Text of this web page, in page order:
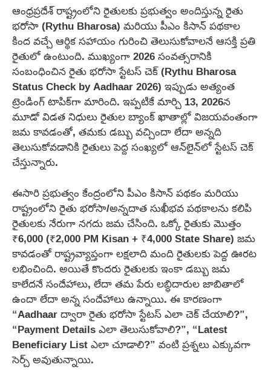
ఆంధ్రప్రదేశ్ రాష్ట్రంలోని రైతులకు ప్రభుత్వం అందిస్తున్న రైతు
భరోసా (Rythu Bharosa) మరియు పీఎం కిసాన్ పథకాల
కింద వచ్చే ఆర్థిక సహాయం గురించి తెలుసుకోవాలనే ఆసక్తి ప్రతి
రైతులో ఉంటుంది. ముఖ్యంగా 2026 సంవత్సరానికి
సంబంధించిన రైతు భరోసా స్టేటస్ చెక్ (Rythu Bharosa
Status Check by Aadhaar 2026) ఇప్పుడు అత్యంత
ట్రెండింగ్ టాపిక్‌గా మారింది. ఇప్పటికే మార్చి 13, 2026న
మూడో విడత నిధులు రైతుల బ్యాంక్ ఖాతాల్లో విజయవంతంగా
జమ కావడంతో, తమకు డబ్బు వచ్చిందా లేదా అన్నది
తెలుసుకోవడానికి రైతులు పెద్ద సంఖ్యలో ఆన్‌లైన్‌లో స్టేటస్ చెక్
చేస్తున్నారు.
ఈసారి ప్రభుత్వం కేంద్రంలోని పీఎం కిసాన్ పథకం మరియు
రాష్ట్రంలోని రైతు భరోసా/అన్నదాత సుఖీభవ పథకాలను కలిపి
రైతులకు నేరుగా నగదు జమ చేసింది. ఒక్కో రైతుకు మొత్తం
₹6,000 (₹2,000 PM Kisan + ₹4,000 State Share) జమ
కావడంతో రాష్ట్రవ్యాప్తంగా లక్షలాది మంది రైతులకు పెద్ద ఊరట
లభించింది. అయితే కొందరు రైతులకు ఇంకా డబ్బు జమ
కాలేదనే సందేహాలు, లేదా తమ పేరు లబ్ధిదారుల జాబితాలో
ఉందా లేదా అన్న సందేహాలు ఉన్నాయి. ఈ కారణంగా
“Aadhaar ద్వారా రైతు భరోసా స్టేటస్ ఎలా చెక్ చేయాలి?”,
“Payment Details ఎలా తెలుసుకోవాలి?”, “Latest
Beneficiary List ఎలా చూడాలి?” వంటి ప్రశ్నలు ఎక్కువగా
సెర్చ్ అవుతున్నాయి.